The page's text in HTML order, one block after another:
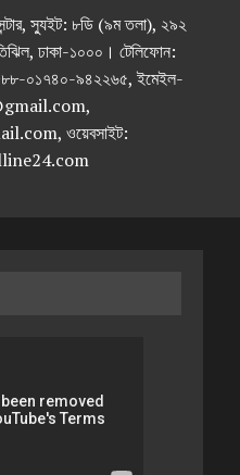
সেন্টার, স্যুইট: ৮ডি (৯ম তলা), ২৯২
ঢাকা-১০০০। টেলিফোন:
০১৭৪০-৯৪২২৬৫, ইমেইল-
ওয়েবসাইট: